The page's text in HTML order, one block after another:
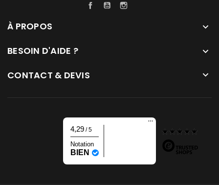
FacebookYouTube
À PROPOS 
BESOIN D'AIDE ? 
CONTACT & DEVIS 
4,29 / 5
Notation
BIEN